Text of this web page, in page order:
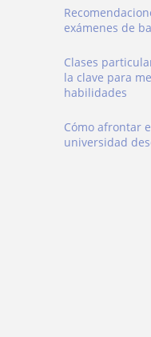
exámenes de
Clases
la clave para
habilidades
Cómo afrontar
universidad